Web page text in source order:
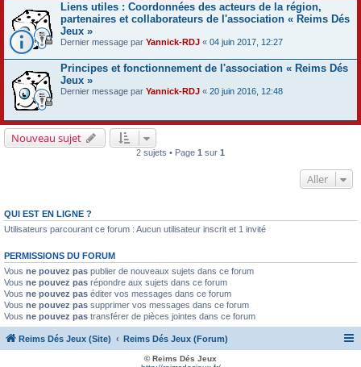
Liens utiles : Coordonnées des acteurs de la région,
partenaires et collaborateurs de l'association « Reims Dés
Jeux »
Dernier message par Yannick-RDJ « 04 juin 2017, 12:27
Principes et fonctionnement de l'association « Reims Dés
Jeux »
Dernier message par Yannick-RDJ « 20 juin 2016, 12:48
Nouveau sujet
2 sujets • Page 1 sur 1
Aller
QUI EST EN LIGNE ?
Utilisateurs parcourant ce forum : Aucun utilisateur inscrit et 1 invité
PERMISSIONS DU FORUM
Vous ne pouvez pas publier de nouveaux sujets dans ce forum
Vous ne pouvez pas répondre aux sujets dans ce forum
Vous ne pouvez pas éditer vos messages dans ce forum
Vous ne pouvez pas supprimer vos messages dans ce forum
Vous ne pouvez pas transférer de pièces jointes dans ce forum
Reims Dés Jeux (Site) Reims Dés Jeux (Forum)
© Reims Dés Jeux